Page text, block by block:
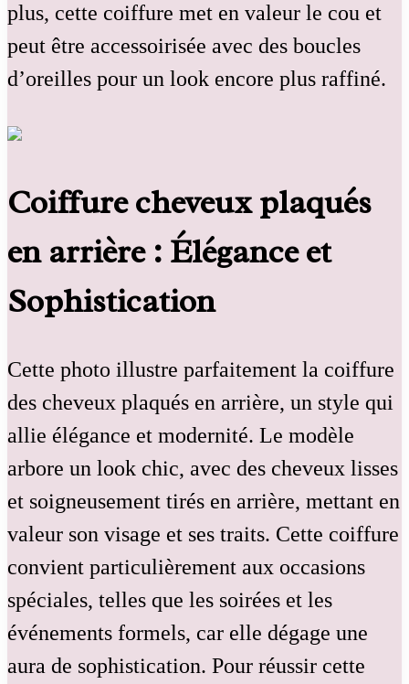
plus, cette coiffure met en valeur le cou et
peut être accessoirisée avec des boucles
d’oreilles pour un look encore plus raffiné.
Coiffure cheveux plaqués
en arrière : Élégance et
Sophistication
Cette photo illustre parfaitement la coiffure
des cheveux plaqués en arrière, un style qui
allie élégance et modernité. Le modèle
arbore un look chic, avec des cheveux lisses
et soigneusement tirés en arrière, mettant en
valeur son visage et ses traits. Cette coiffure
convient particulièrement aux occasions
spéciales, telles que les soirées et les
événements formels, car elle dégage une
aura de sophistication. Pour réussir cette